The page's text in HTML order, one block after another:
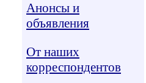
Анонсы и
объявления
От наших
корреспондентов